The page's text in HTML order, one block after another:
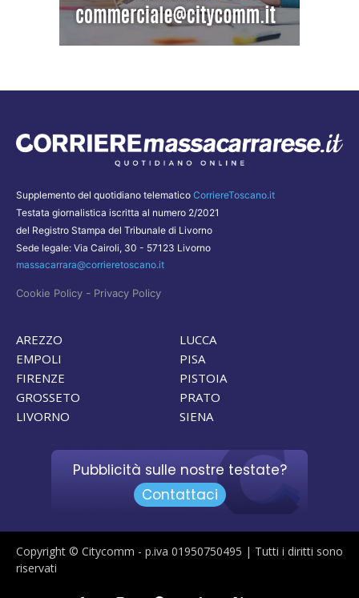
Supplemento del quotidiano telematico CorriereToscano.it
Testata giornalistica iscritta al numero 2/2021
del Registro Stampa del Tribunale di Livorno
Sede legale: Via Cairoli, 30 - 57123 Livorno
massacarrara@corrieretoscano.it
Cookie Policy - Privacy Policy
AREZZO
EMPOLI
FIRENZE
GROSSETO
LIVORNO
LUCCA
PISA
PISTOIA
PRATO
SIENA
Pubblicità sulle nostre testate?
Contattaci
Copyright © Citycomm - p.iva 01950750495 | Tutti i diritti sono
riservati